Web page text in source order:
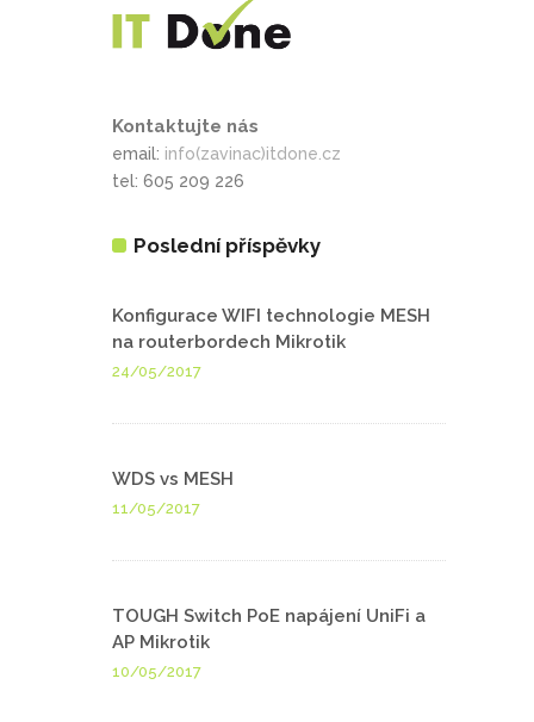
Kontaktujte nás
email: info(zavinac)itdone.cz
tel: 605 209 226
Poslední příspěvky
Konfigurace WIFI technologie MESH
na routerbordech Mikrotik
24/05/2017
WDS vs MESH
11/05/2017
TOUGH Switch PoE napájení UniFi a
AP Mikrotik
10/05/2017